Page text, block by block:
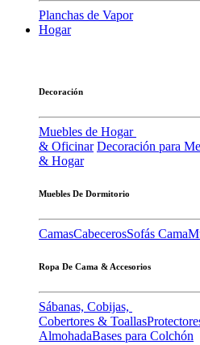
Planchas de Vapor
Hogar
Decoración
Muebles de Hogar
& Oficinar Decoración para
& Hogar
Muebles De Dormitorio
CamasCabecerosSofás Cama
Ropa De Cama & Accesorios
Sábanas, Cobijas,
Cobertores & Toallas
AlmohadaBases para Colchón